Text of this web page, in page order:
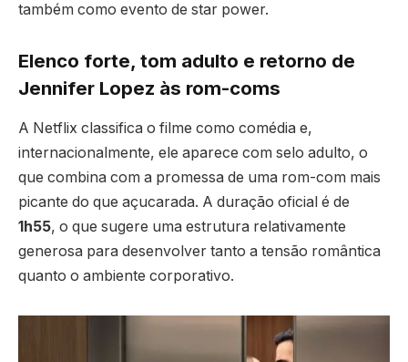
também como evento de star power.
Elenco forte, tom adulto e retorno de
Jennifer Lopez às rom-coms
A Netflix classifica o filme como comédia e,
internacionalmente, ele aparece com selo adulto, o
que combina com a promessa de uma rom-com mais
picante do que açucarada. A duração oficial é de
1h55, o que sugere uma estrutura relativamente
generosa para desenvolver tanto a tensão romântica
quanto o ambiente corporativo.